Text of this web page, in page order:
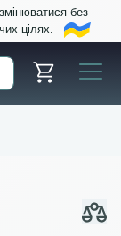
без
цілях.